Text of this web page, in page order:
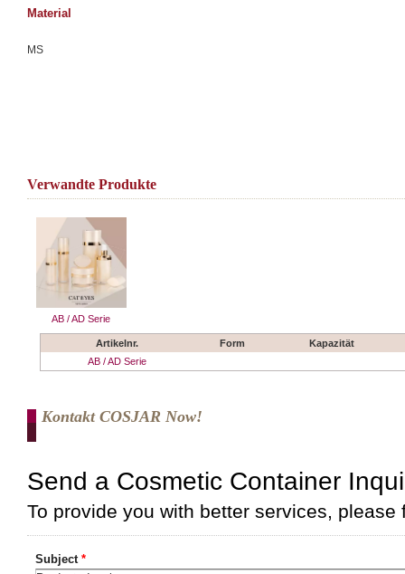
Material
MS
Verwandte Produkte
AB / AD Serie
Artikelnr. Form
Kapazität
AB / AD Serie
Kontakt COSJAR Now!